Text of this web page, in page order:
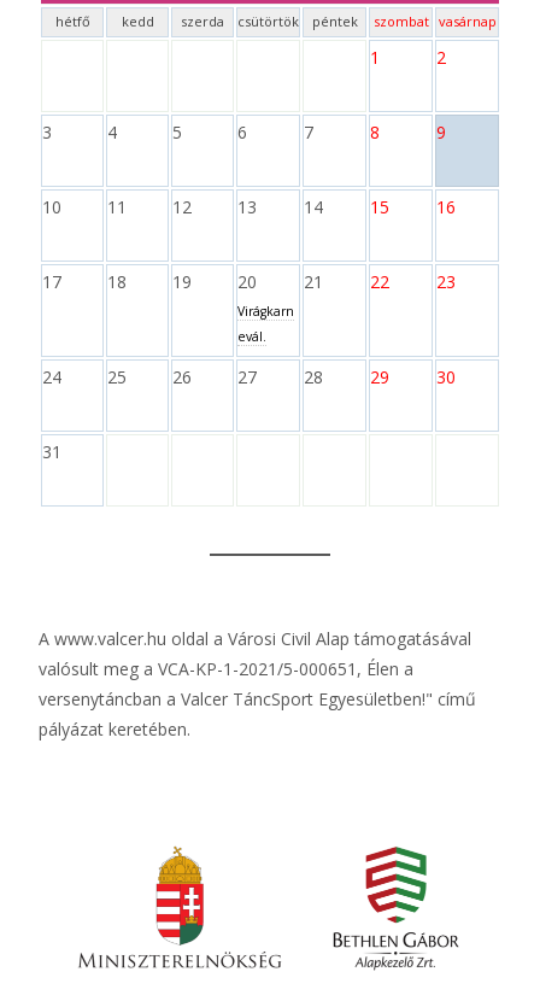
hétfő kedd szerda csütörtök péntek szombat vasárnap
1 2
3 4 5 6 7 8 9
10 11 12 13 14 15 16
17 18 19 20
Virágkarn
evál.
21 22 23
24 25 26 27 28 29 30
31
A www.valcer.hu oldal a Városi Civil Alap támogatásával
valósult meg a VCA-KP-1-2021/5-000651, Élen a
versenytáncban a Valcer TáncSport Egyesületben!" című
pályázat keretében.